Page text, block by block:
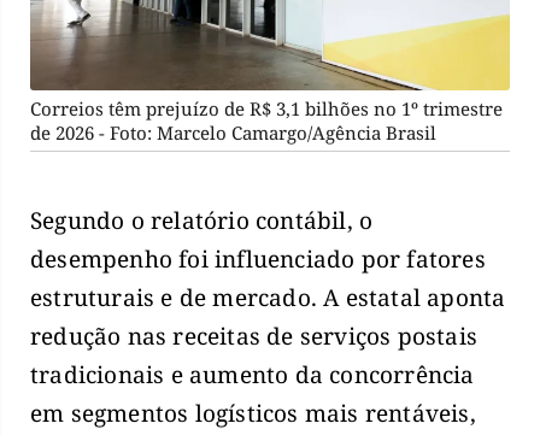
Correios têm prejuízo de R$ 3,1 bilhões no 1º trimestre
de 2026 - Foto: Marcelo Camargo/Agência Brasil
Segundo o relatório contábil, o
desempenho foi influenciado por fatores
estruturais e de mercado. A estatal aponta
redução nas receitas de serviços postais
tradicionais e aumento da concorrência
em segmentos logísticos mais rentáveis,